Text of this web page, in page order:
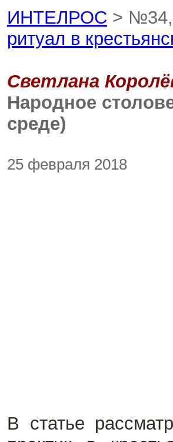
ИНТЕЛРОС > №34,
ритуал в
Светлана
Народное
среде)
25 февраля 2018
В статье